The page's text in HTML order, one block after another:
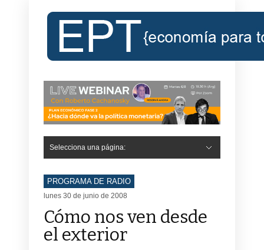
Selecciona una página:
PROGRAMA DE RADIO
lunes 30 de junio de 2008
Cómo nos ven desde
el exterior